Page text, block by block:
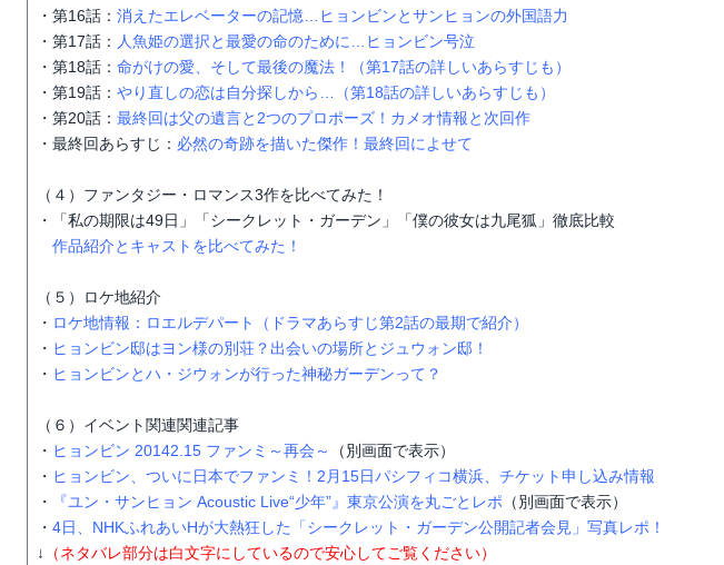
・第16話： 消えたエレベーターの記憶…ヒョンビンとサンヒョンの外国語力
・第17話： 人魚姫の選択と最愛の命のために…ヒョンビン号泣
・第18話： 命がけの愛、そして最後の魔法！（第17話の詳しいあらすじも）
・第19話： やり直しの恋は自分探しから…（第18話の詳しいあらすじも）
・第20話： 最終回は父の遺言と2つのプロポーズ！カメオ情報と次回作
・最終回あらすじ： 必然の奇跡を描いた傑作！最終回によせて
（４）ファンタジー・ロマンス3作を比べてみた！
・「私の期限は49日」「シークレット・ガーデン」「僕の彼女は九尾狐」徹底比較
作品紹介とキャストを比べてみた！
（５）ロケ地紹介
・ ロケ地情報：ロエルデパート（ドラマあらすじ第2話の最期で紹介）
・ ヒョンビン邸はヨン様の別荘？出会いの場所とジュウォン邸！
・ ヒョンビンとハ・ジウォンが行った神秘ガーデンって？
（６）イベント関連関連記事
・ ヒョンビン 20142.15 ファンミ～再会～
（別画面で表示）
・ ヒョンビン、ついに日本でファンミ！2月15日パシフィコ横浜、チケット申し込み情報
・
『ユン・サンヒョン Acoustic Live“少年”』東京公演を丸ごとレポ （別画面で表示）
・ 4日、NHKふれあいHが大熱狂した「シークレット・ガーデン公開記者会見」写真レポ！
↓
（ネタバレ部分は白文字にしているので安心してご覧ください）